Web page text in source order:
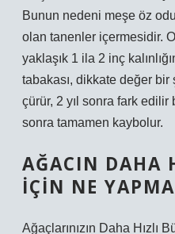
Bunun nedeni meşe öz
olan tanenler içermesidir.
yaklaşık 1 ila 2 inç
tabakası, dikkate değer bir
çürür, 2 yıl sonra fark edilir
sonra tamamen kaybolur.
AĞACIN DAHA
IÇIN NE
Ağaçlarınızın Daha Hızlı